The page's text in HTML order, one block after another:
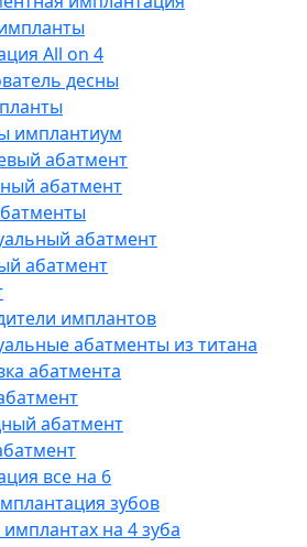
All on 4
десны
имплантиум
абатмент
абатмент
абатмент
абатмент
имплантов
абатменты из титана
абатмента
абатмент
все на 6
зубов
на 4 зуба